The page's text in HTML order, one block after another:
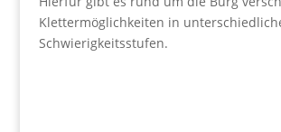
Klettermöglichkeiten in
Schwierigkeitsstufen.